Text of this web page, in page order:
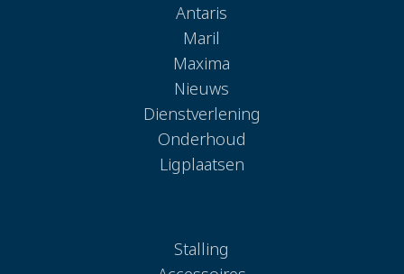
Antaris
Maril
Maxima
Nieuws
Dienstverlening
Onderhoud
Ligplaatsen
Stalling